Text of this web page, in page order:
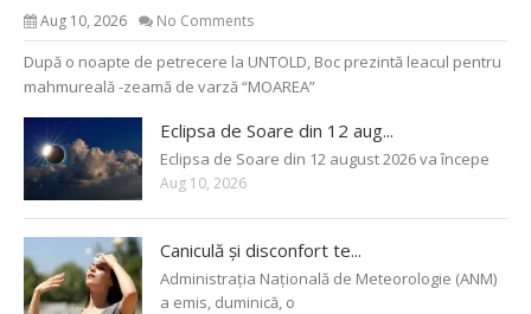
Aug 10, 2026 No Comments
După o noapte de petrecere la UNTOLD, Boc prezintă leacul pentru
mahmureală -zeamă de varză “MOAREA”
Eclipsa de Soare din 12 aug...
Eclipsa de Soare din 12 august 2026 va începe
Aug 10, 2026
Caniculă și disconfort te...
Administrația Națională de Meteorologie (ANM)
a emis, duminică, o